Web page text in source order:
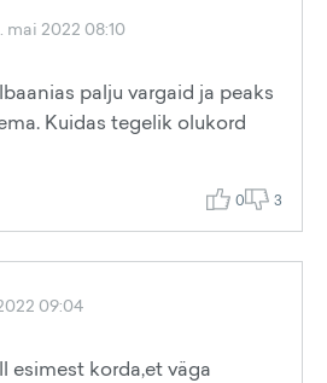
mai 2022 08:10
palju vargaid ja peaks
Kuidas tegelik olukord
0 3
09:04
esimest korda,et väga